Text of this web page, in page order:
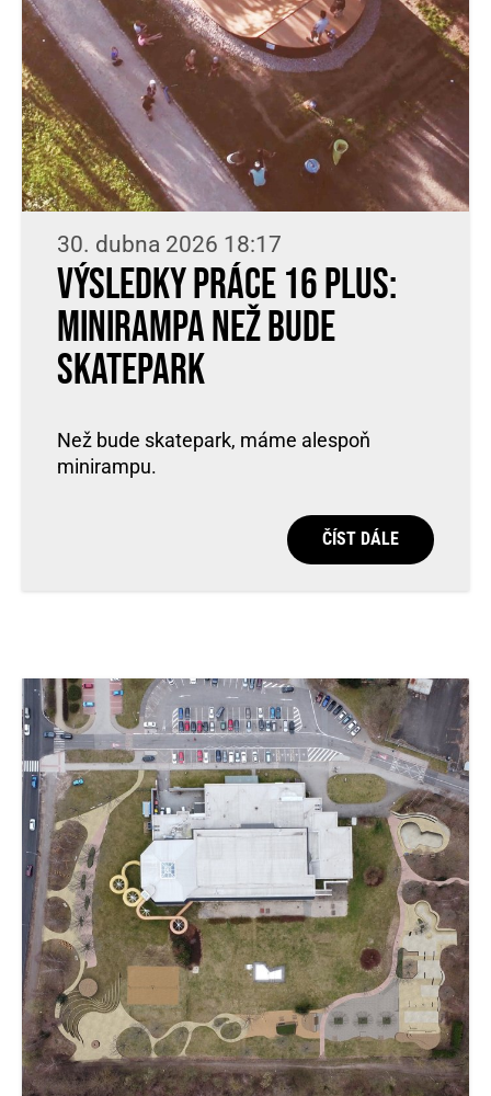
30. dubna 2026 18:17
Výsledky práce 16 plus:
minirampa než bude
skatepark
Než bude skatepark, máme alespoň
minirampu.
ČÍST DÁLE